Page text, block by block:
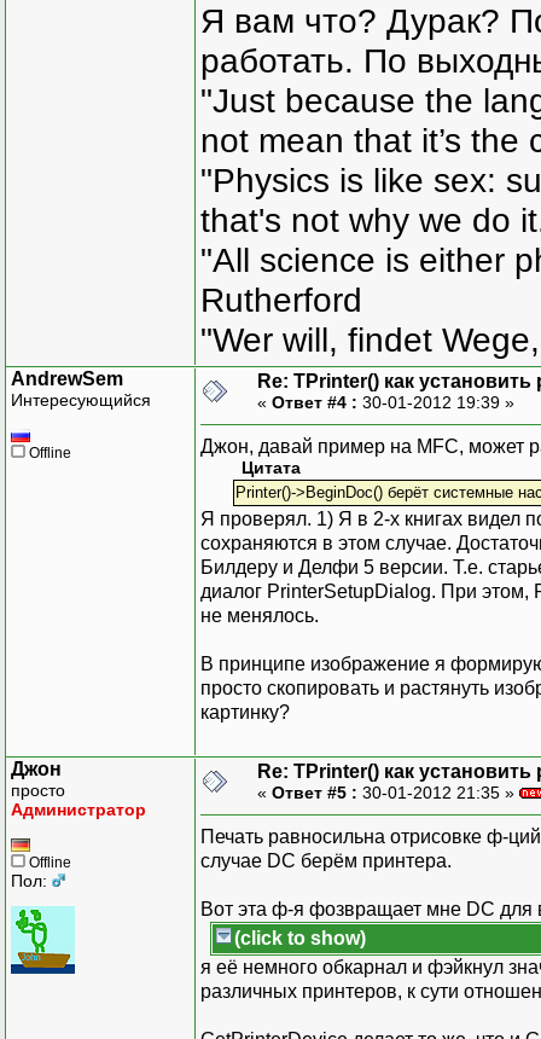
Я вам что? Дурак?
работать. По
"Just because the
not mean that it’s the
"Physics is like sex:
that's not why we do
"All science is either
Rutherford
"Wer will, findet
AndrewSem
Интересующийся
Offline
Re: TPrinter() как
« Ответ #4 : 30-01-2012 19:39 »
Джон, давай пример на MFC, может
Цитата
Printer()->BeginDoc() берёт системные
Я проверял. 1) Я в 2-х книгах видел
сохраняются в этом случае.
Билдеру и Делфи 5 версии. Т.е.
диалог PrinterSetupDialog. При этом,
не менялось.
В принципе изображение я
просто скопировать и растянуть
картинку?
Джон
просто
Администратор
Offline
Пол:
Re: TPrinter() как
« Ответ #5 : 30-01-2012 21:35 »
Печать равносильна отрисовке ф-
случае DC берём принтера.
Вот эта ф-я фозвращает мне DC для
(click to show)
я её немного обкарнал и фэйкнул
различных принтеров, к сути